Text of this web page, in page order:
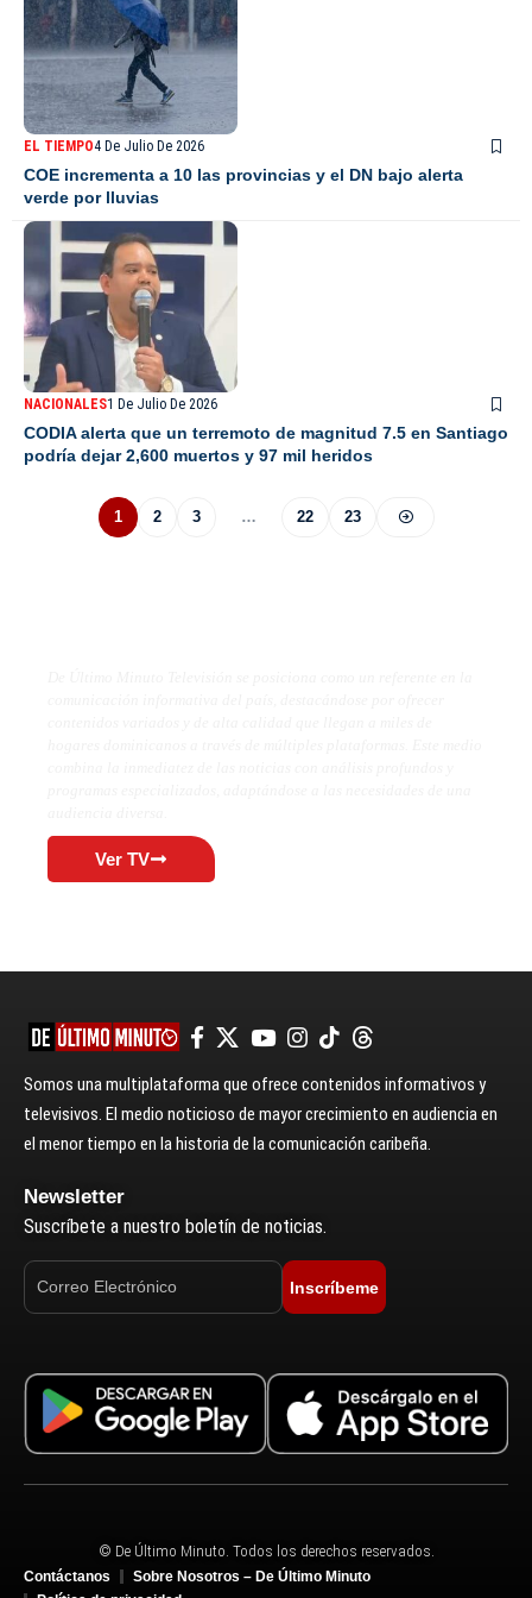
EL TIEMPO4 De Julio De 2026
COE incrementa a 10 las provincias y el DN bajo alerta
verde por lluvias
NACIONALES1 De Julio De 2026
CODIA alerta que un terremoto de magnitud 7.5 en Santiago
podría dejar 2,600 muertos y 97 mil heridos
1 2 3 … 22 23
Ver TV
Somos una multiplataforma que ofrece contenidos informativos y
televisivos. El medio noticioso de mayor crecimiento en audiencia en
el menor tiempo en la historia de la comunicación caribeña.
Newsletter
Suscríbete a nuestro boletín de noticias.
Inscríbeme
© De Último Minuto. Todos los derechos reservados.
Contáctanos
Sobre Nosotros – De Último Minuto